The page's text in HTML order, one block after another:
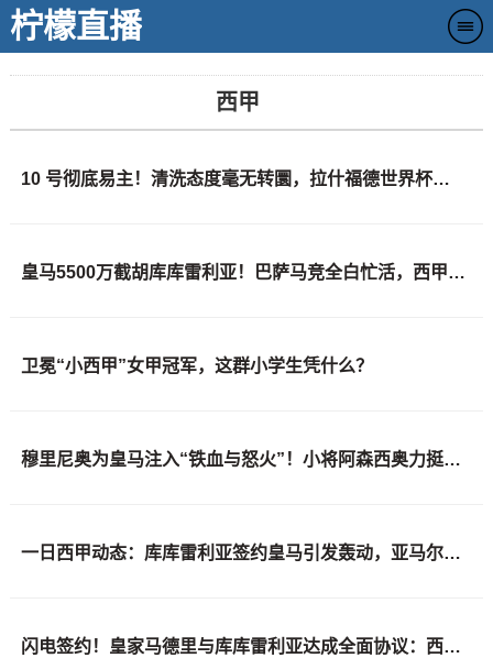
柠檬直播
西甲
10 号彻底易主！清洗态度毫无转圜，拉什福德世界杯成唯一自救筹码
皇马5500万截胡库库雷利亚！巴萨马竞全白忙活，西甲格局一夜变天
卫冕“小西甲”女甲冠军，这群小学生凭什么？
穆里尼奥为皇马注入“铁血与怒火”！小将阿森西奥力挺“狂人”重夺西甲霸权
一日西甲动态：库库雷利亚签约皇马引发轰动，亚马尔奋力争夺世界杯
闪电签约！皇家马德里与库库雷利亚达成全面协议：西甲格局或将被重新洗牌